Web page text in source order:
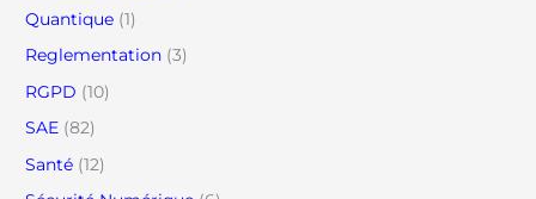
Quantique (1)
Reglementation (3)
RGPD (10)
SAE (82)
Santé (12)